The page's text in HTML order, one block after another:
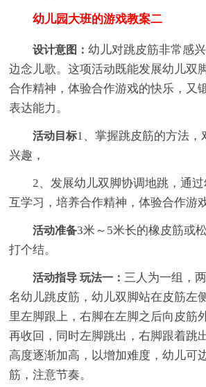
幼儿园大班的游戏教案二
设计意图：幼儿对跳皮筋非常感
边念儿歌。这项活动既能发展幼儿双
合作精神，体验合作游戏的快乐，又
表达能力。
活动目标1、掌握跳皮筋的方法，
兴趣，
2、发展幼儿双脚协调地跳，通
互学习，培养合作精神，体验合作游
活动准备3米～5米长的橡皮筋或
打个结。
活动指导 玩法一： 三人为一组，
名幼儿跳皮筋，幼儿双脚站在皮筋左
里左脚跟上，右脚在左脚之后向皮筋
再收回，同时左脚跳出，右脚跟着跳
高度逐渐加高，以增加难度，幼儿可
筋，注意节奏。